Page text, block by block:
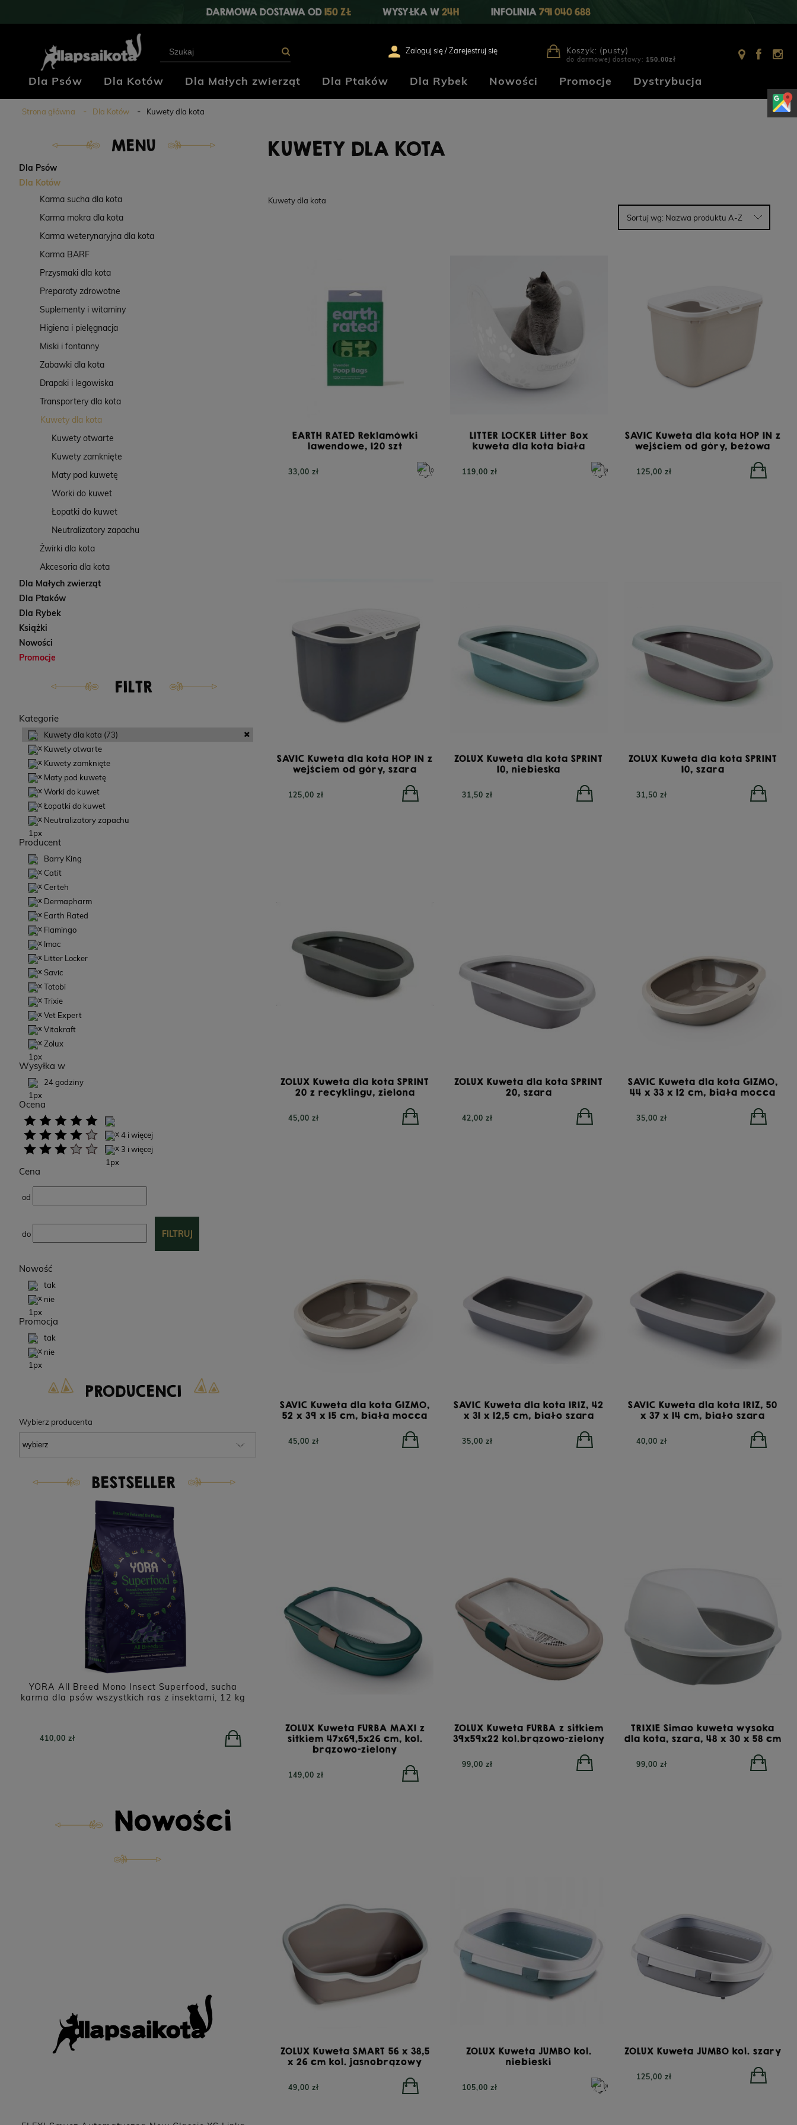
DARMOWA DOSTAWA OD 150 ZŁ WYSYŁKA W 24H INFOLINIA 791 040 688
Zaloguj się / Zarejestruj się Koszyk: (pusty)
do darmowej dostawy: 150.00zł
Dla Psów Dla Kotów Dla Małych zwierząt Dla Ptaków Dla Rybek Nowości Promocje
Dystrybucja
Klub Hodowców
Blog Kontakt
Strona główna Dla Kotów Kuwety dla kota
MENU
Dla Psów
Dla Kotów
Karma sucha dla kota
Karma mokra dla kota
Karma weterynaryjna dla kota
Karma BARF
Przysmaki dla kota
Preparaty zdrowotne
Suplementy i witaminy
Higiena i pielęgnacja
Miski i fontanny
Zabawki dla kota
Drapaki i legowiska
Transportery dla kota
Kuwety dla kota
Kuwety otwarte
Kuwety zamknięte
Maty pod kuwetę
Worki do kuwet
Łopatki do kuwet
Neutralizatory zapachu
Żwirki dla kota
Akcesoria dla kota
Dla Małych zwierząt
Dla Ptaków
Dla Rybek
Książki
Nowości
Promocje
FILTR
Kategorie
Kuwety dla kota (73)
Kuwety otwarte
Kuwety zamknięte
Maty pod kuwetę
Worki do kuwet
Łopatki do kuwet
Neutralizatory zapachu
Producent
Barry King
Catit
Certeh
Dermapharm
Earth Rated
Flamingo
Imac
Litter Locker
Savic
Totobi
Trixie
Vet Expert
Vitakraft
Zolux
Wysyłka w
24 godziny
Ocena
4 i więcej
3 i więcej
Cena
od
do FILTRUJ
Nowość
tak
nie
Promocja
tak
nie
PRODUCENCI
Wybierz producenta
BESTSELLER
NATUREA Naturals Agnus karma dla szczeniąt i
psów dorosłych, Jagnięcina 12 kg
279,00 zł 332,00 zł
YORA All Breed GrainFree Mono Insect,
450,00 zł
POWIADOM O DOSTĘPNOŚCI
410,00 zł
Nowości
KUWETY DLA KOTA
Kuwety dla kota
Sortuj wg: Nazwa produktu A-Z
EARTH RATED Reklamówki
lawendowe, 120 szt
33,00 zł
LITTER LOCKER Litter Box
kuweta dla kota biała
119,00 zł
SAVIC Kuweta dla kota HOP IN z
wejściem od góry, beżowa
125,00 zł
SAVIC Kuweta dla kota HOP IN z
wejściem od góry, szara
125,00 zł
ZOLUX Kuweta dla kota SPRINT
10, niebieska
31,50 zł
ZOLUX Kuweta dla kota SPRINT
10, szara
31,50 zł
ZOLUX Kuweta dla kota SPRINT
20 z recyklingu, zielona
45,00 zł
ZOLUX Kuweta dla kota SPRINT
20, szara
42,00 zł
SAVIC Kuweta dla kota GIZMO,
44 x 33 x 12 cm, biała mocca
35,00 zł
SAVIC Kuweta dla kota GIZMO,
52 x 39 x 15 cm, biała mocca
45,00 zł
SAVIC Kuweta dla kota IRIZ, 42
x 31 x 12,5 cm, biało szara
35,00 zł
SAVIC Kuweta dla kota IRIZ, 50
x 37 x 14 cm, biało szara
40,00 zł
ZOLUX Kuweta FURBA MAXI z
sitkiem 47x69,5x26 cm, kol.
brązowo-zielony
149,00 zł
ZOLUX Kuweta FURBA z sitkiem
39x59x22 kol.brązowo-zielony
99,00 zł
TRIXIE Simao kuweta wysoka
dla kota, szara, 48 x 30 x 58 cm
99,00 zł
ZOLUX Kuweta SMART 56 x 38,5
x 26 cm kol. jasnobrązowy
49,00 zł
ZOLUX Kuweta JUMBO kol.
niebieski
105,00 zł
ZOLUX Kuweta JUMBO kol. szary
125,00 zł